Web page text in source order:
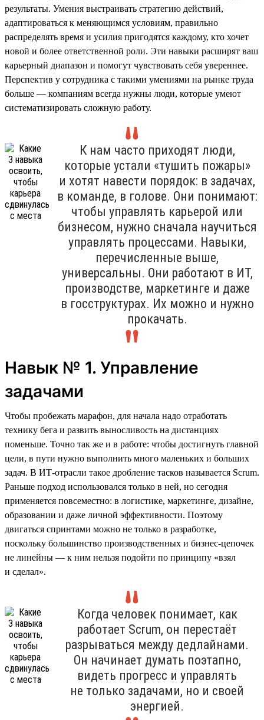
результаты. Умения выстраивать стратегию действий,
адаптироваться к меняющимся условиям, правильно
распределять время и усилия пригодятся каждому, кто хочет
новой и более ответственной роли. Эти навыки расширят ваш
карьерный диапазон и помогут чувствовать себя увереннее.
Перспектив у сотрудника с такими умениями на рынке труда
больше — компаниям всегда нужны люди, которые умеют
систематизировать сложную работу.
К нам часто приходят люди,
которые устали «тушить пожары»
и хотят навести порядок: в задачах,
в команде, в голове. Они понимают:
чтобы управлять карьерой или
бизнесом, нужно сначала научиться
управлять процессами. Навыки,
перечисленные выше,
универсальны. Они работают в ИТ,
производстве, маркетинге и даже
в госструктурах. Их можно и нужно
прокачать.
Навык № 1. Управление
задачами
Чтобы пробежать марафон, для начала надо отработать
технику бега и развить выносливость на дистанциях
поменьше. Точно так же и в работе: чтобы достигнуть главной
цели, в пути нужно выполнить много маленьких и больших
задач. В ИТ-отрасли такое дробление тасков называется Scrum.
Раньше подход использовался только в ней, но сегодня
применяется повсеместно: в логистике, маркетинге, дизайне,
образовании и даже личной эффективности. Поэтому
двигаться спринтами можно не только в разработке,
поскольку большинство производственных и бизнес-цепочек
не линейны — к ним нельзя подойти по принципу «взял
и сделал».
Когда человек понимает, как
работает Scrum, он перестаёт
разрываться между дедлайнами.
Он начинает думать поэтапно,
видеть прогресс и управлять
не только задачами, но и своей
энергией.